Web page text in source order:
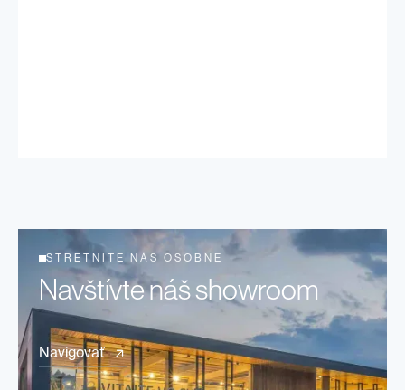
STRETNITE NÁS OSOBNE
Navštívte náš showroom
Navigovať